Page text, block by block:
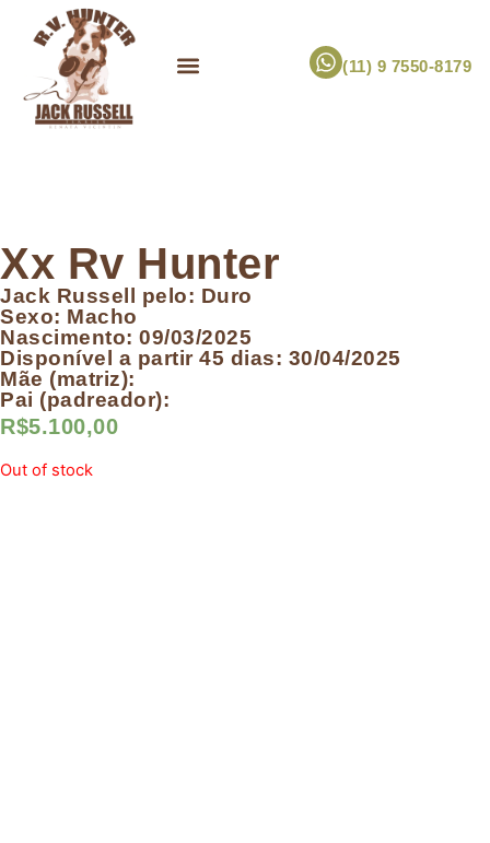
(11) 9 7550-8179
Xx Rv Hunter
Jack Russell pelo: Duro
Sexo: Macho
Nascimento: 09/03/2025
Disponível a partir 45 dias: 30/04/2025
Mãe (matriz):
Pai (padreador):
R$5.100,00
Out of stock